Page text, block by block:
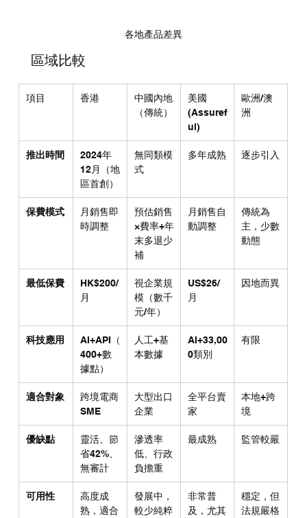
各地產品差異
區域比較
項目 香港
中國內地
（傳統）
美國
(Assuref
ul)
歐洲/澳
洲
推出時間
2024年
12月（地
區首創）
無同類模
式
多年成熟 逐步引入
保費模式
月銷售即
時調整
預估銷售
×費率+年
末多退少
補
月銷售自
動調整
傳統為
主，少數
動態
最低保費
HK$200/
月
視企業規
模（數千
元/年）
US$26/
月
因地而異
科技應用
AI+API（
400+數
據點）
人工+基
本數據
AI+33,00
0類別
有限
適合對象
跨境電商
SME
大型出口
企業
全平台賣
家
本地+跨
境
優缺點
靈活、節
省42%、
無審計
滲透率
低、行政
負擔重
最成熟 監管較嚴
可用性
高度成
熟，適合
發展中，
較少純粹
非常普
及，尤其
穩定，但
法規嚴格